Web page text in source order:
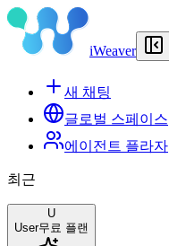
iWeaver
새 채팅
글로벌 스페이스
에이전트 플라자
최근
U
User무료 플랜